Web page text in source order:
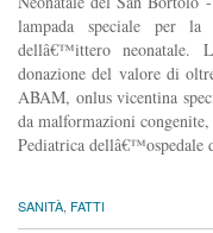
lampada speciale per
dellâ€™ittero
donazione del valore di
ABAM, onlus vicentina
da malformazioni
Pediatrica dellâ€™ospedale
SANITÀ FATTI